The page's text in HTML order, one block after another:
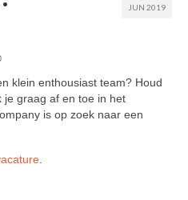
– Maaltijdensector
JUN 2019
klein enthousiast team? Houd
je graag af en toe in het
is op zoek naar een